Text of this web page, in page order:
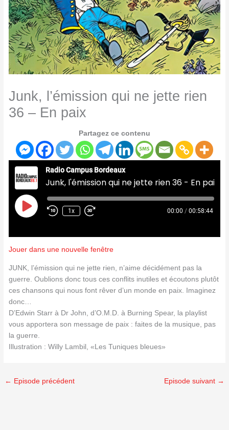
Junk, l’émission qui ne jette rien
36 – En paix
Partagez ce contenu
Radio Campus Bordeaux
Junk, l'émission qui ne jette rien 36 - En paix
Play
Episode
1x 00:00 / 00:58:44
Jouer dans une nouvelle fenêtre
JUNK, l’émission qui ne jette rien, n’aime décidément pas la
guerre. Oublions donc tous ces conflits inutiles et écoutons plutôt
ces chansons qui nous font rêver d’un monde en paix. Imaginez
donc…
D’Edwin Starr à Dr John, d’O.M.D. à Burning Spear, la playlist
vous apportera son message de paix : faites de la musique, pas
la guerre.
Illustration : Willy Lambil, «Les Tuniques bleues»
← Episode précédent Episode suivant →